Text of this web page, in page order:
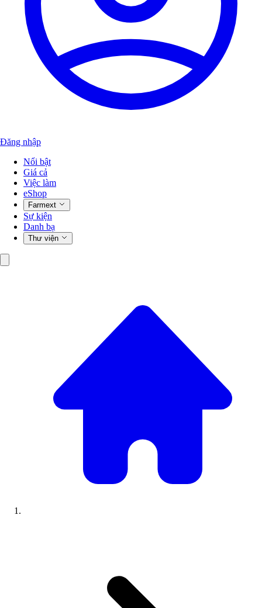
Đăng nhập
Nổi bật
Giá cả
Việc làm
eShop
Farmext
Sự kiện
Danh bạ
Thư viện